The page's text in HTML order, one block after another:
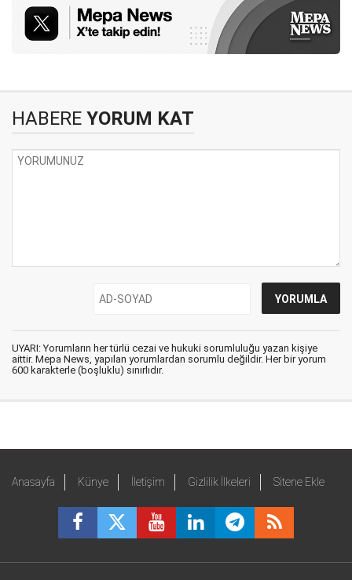
HABERE YORUM KAT
UYARI: Yorumların her türlü cezai ve hukuki sorumluluğu yazan kişiye
aittir. Mepa News, yapılan yorumlardan sorumlu değildir. Her bir yorum
600 karakterle (boşluklu) sınırlıdır.
Anasayfa Künye İletişim Gizlilik İlkeleri Sitene Ekle